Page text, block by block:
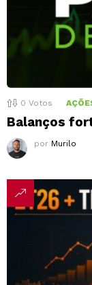
0 Votos
Balanços
por Murilo